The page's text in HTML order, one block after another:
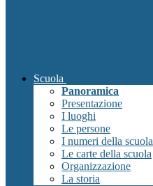
Scuola
Panoramica
Presentazione
I luoghi
Le persone
I numeri della scuola
Le carte della scuola
Organizzazione
La storia